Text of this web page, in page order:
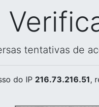
tentativas de
do IP 216.73.216.51,